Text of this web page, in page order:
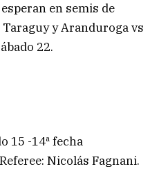
en semis de
y Aranduroga vs
22.
15 -14ª fecha
Nicolás Fagnani.